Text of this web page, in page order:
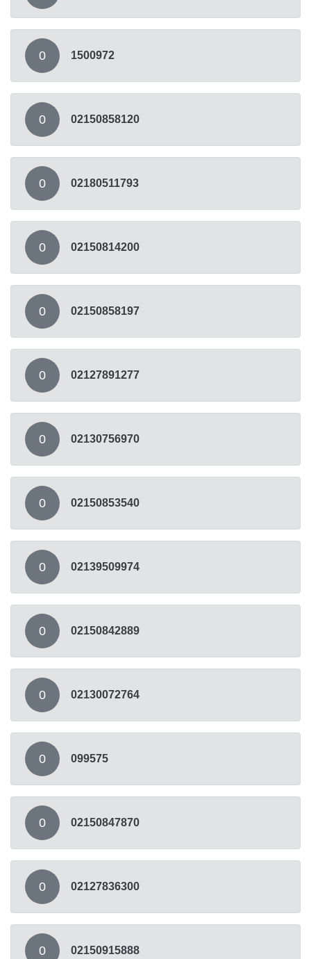
0 1500972
0 02150858120
0 02180511793
0 02150814200
0 02150858197
0 02127891277
0 02130756970
0 02150853540
0 02139509974
0 02150842889
0 02130072764
0 099575
0 02150847870
0 02127836300
0 02150915888